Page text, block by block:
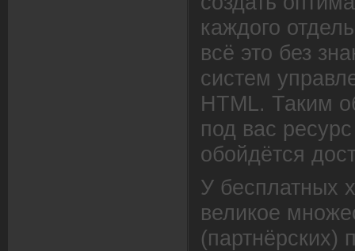
каждого
всё это без
систем
HTML. Таким
под вас
обойдётся
У бесплатных
великое
(партнёрских)